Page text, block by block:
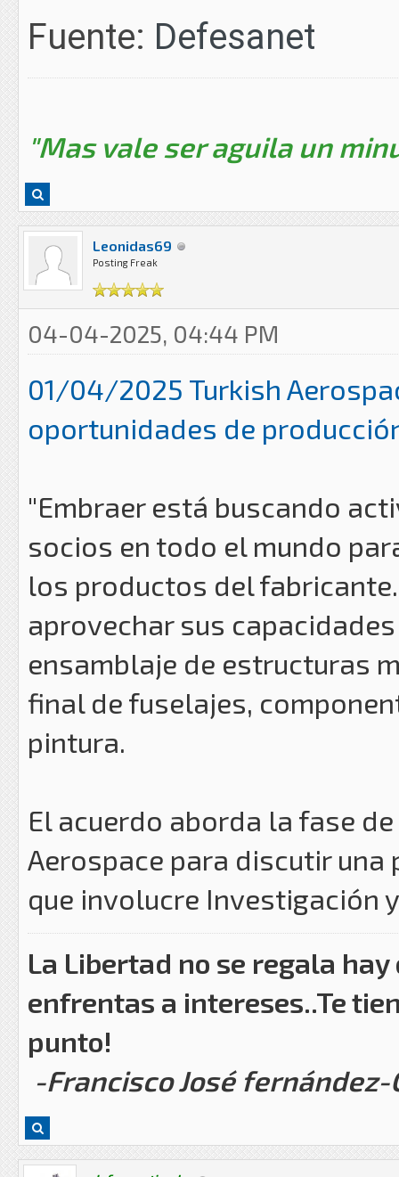
Fuente: Defesanet
"Mas vale ser aguila un
Leonidas69
Posting Freak
04-04-2025, 04:44 PM
01/04/2025 Turkish
oportunidades de
"Embraer está buscando
socios en todo el mundo
los productos del
aprovechar sus
ensamblaje de estructuras
final de fuselajes,
pintura.
El acuerdo aborda la fase
Aerospace para discutir
que involucre Investigación
La Libertad no se regala
enfrentas a intereses..Te
punto!
-Francisco José